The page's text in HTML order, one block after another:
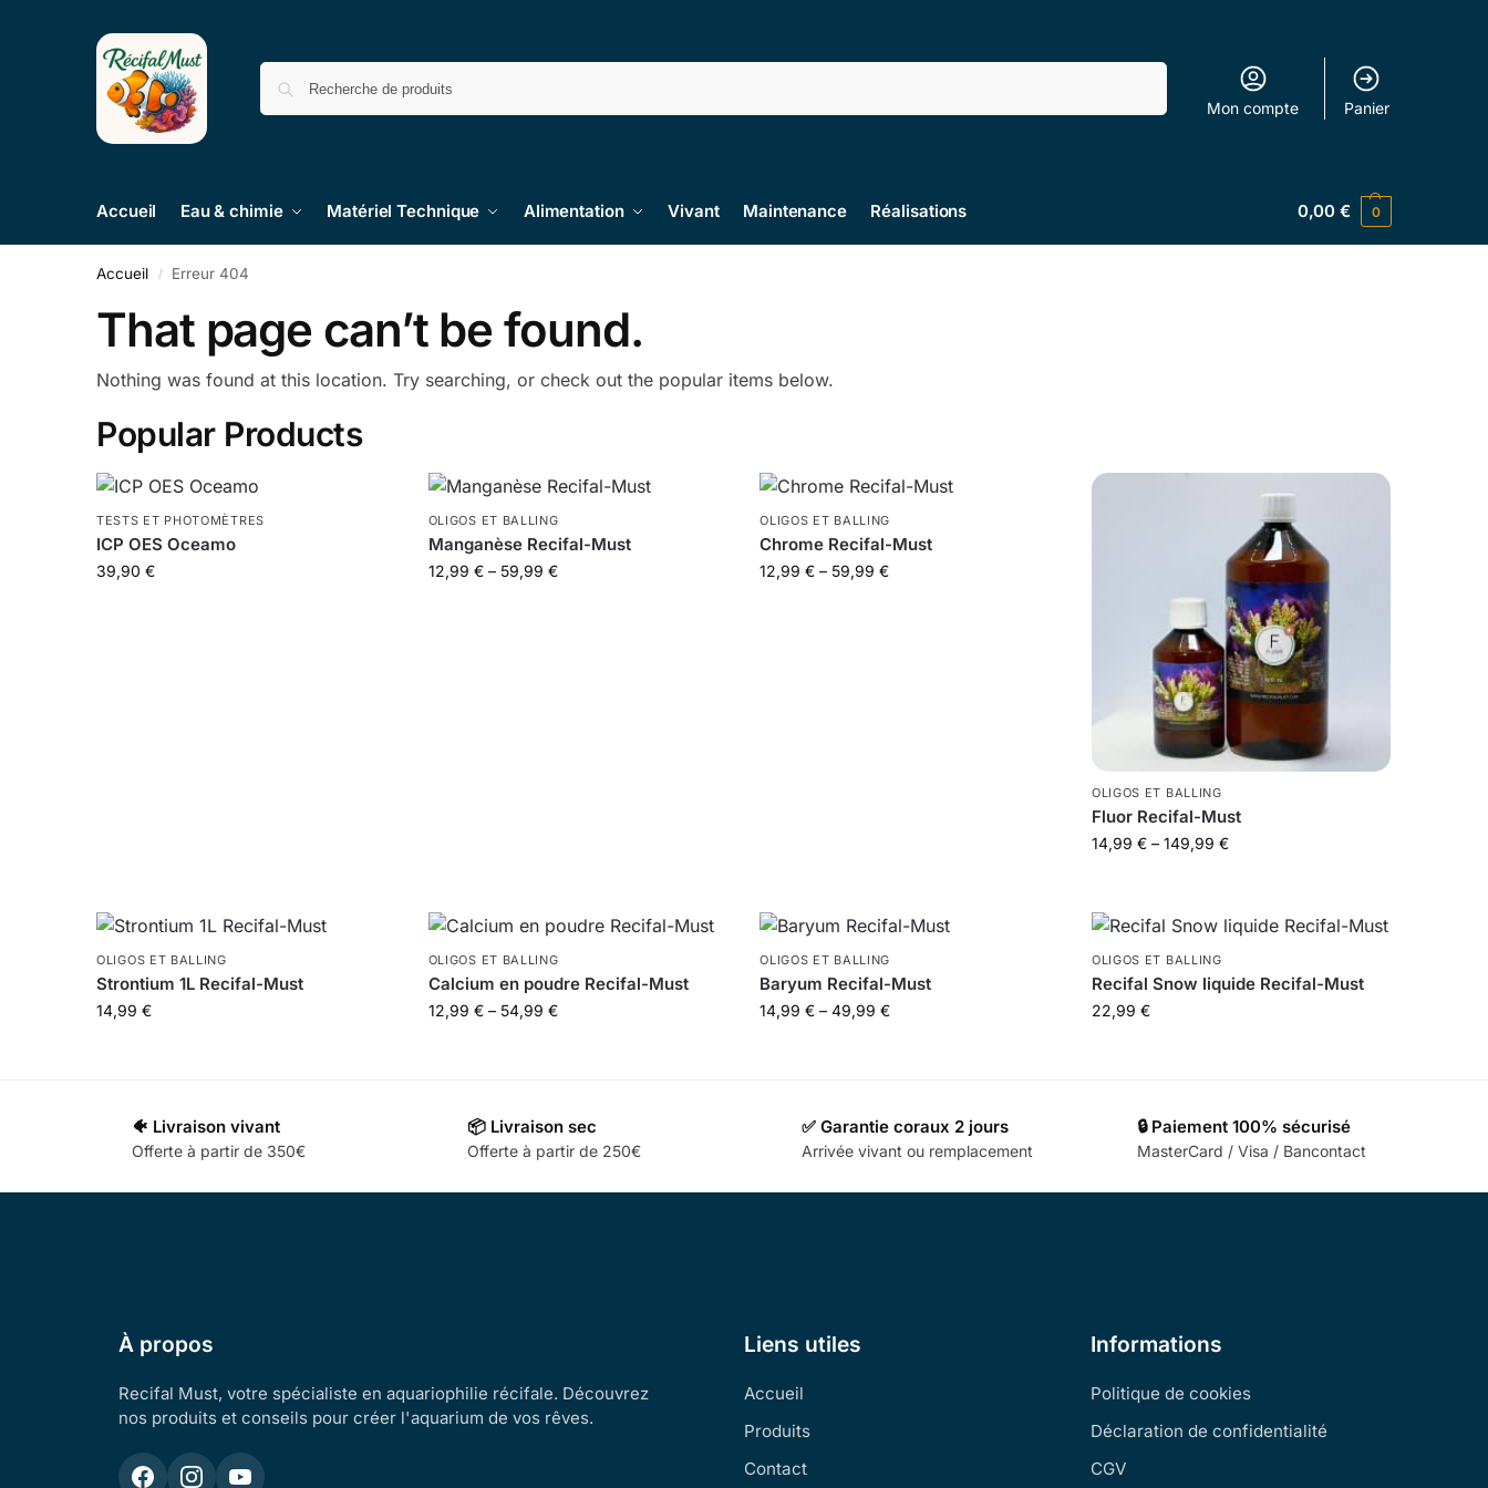
Mon compte Panier
Accueil Eau & chimie Matériel Technique Alimentation Vivant Maintenance Réalisations 0,00€ 0
Accueil / Erreur 404
That page can’t be found.
Nothing was found at this location. Try searching, or check out the popular items below.
Popular Products
TESTS ET PHOTOMÈTRES
ICP OES Oceamo
39,90 €
OLIGOS ET BALLING
Manganèse Recifal-Must
12,99 € – 59,99 €
OLIGOS ET BALLING
Chrome Recifal-Must
12,99€ – 59,99€
OLIGOS ET BALLING
Fluor Recifal-Must
14,99 € – 149,99 €
OLIGOS ET BALLING
Strontium 1L Recifal-Must
14,99 €
OLIGOS ET BALLING
Calcium en poudre Recifal-Must
12,99 € – 54,99 €
OLIGOS ET BALLING
Baryum Recifal-Must
14,99€ – 49,99€
OLIGOS ET BALLING
Recifal Snow liquide Recifal-Must
22,99 €
🐠 Livraison vivant
Offerte à partir de 350€
📦 Livraison sec
Offerte à partir de 250€
✅ Garantie coraux 2 jours
Arrivée vivant ou remplacement
🔒 Paiement 100% sécurisé
MasterCard / Visa / Bancontact
À propos
Recifal Must, votre spécialiste en aquariophilie récifale. Découvrez
nos produits et conseils pour créer l'aquarium de vos rêves.
Liens utiles
Accueil
Produits
Contact
Informations
Politique de cookies
Déclaration de confidentialité
CGV